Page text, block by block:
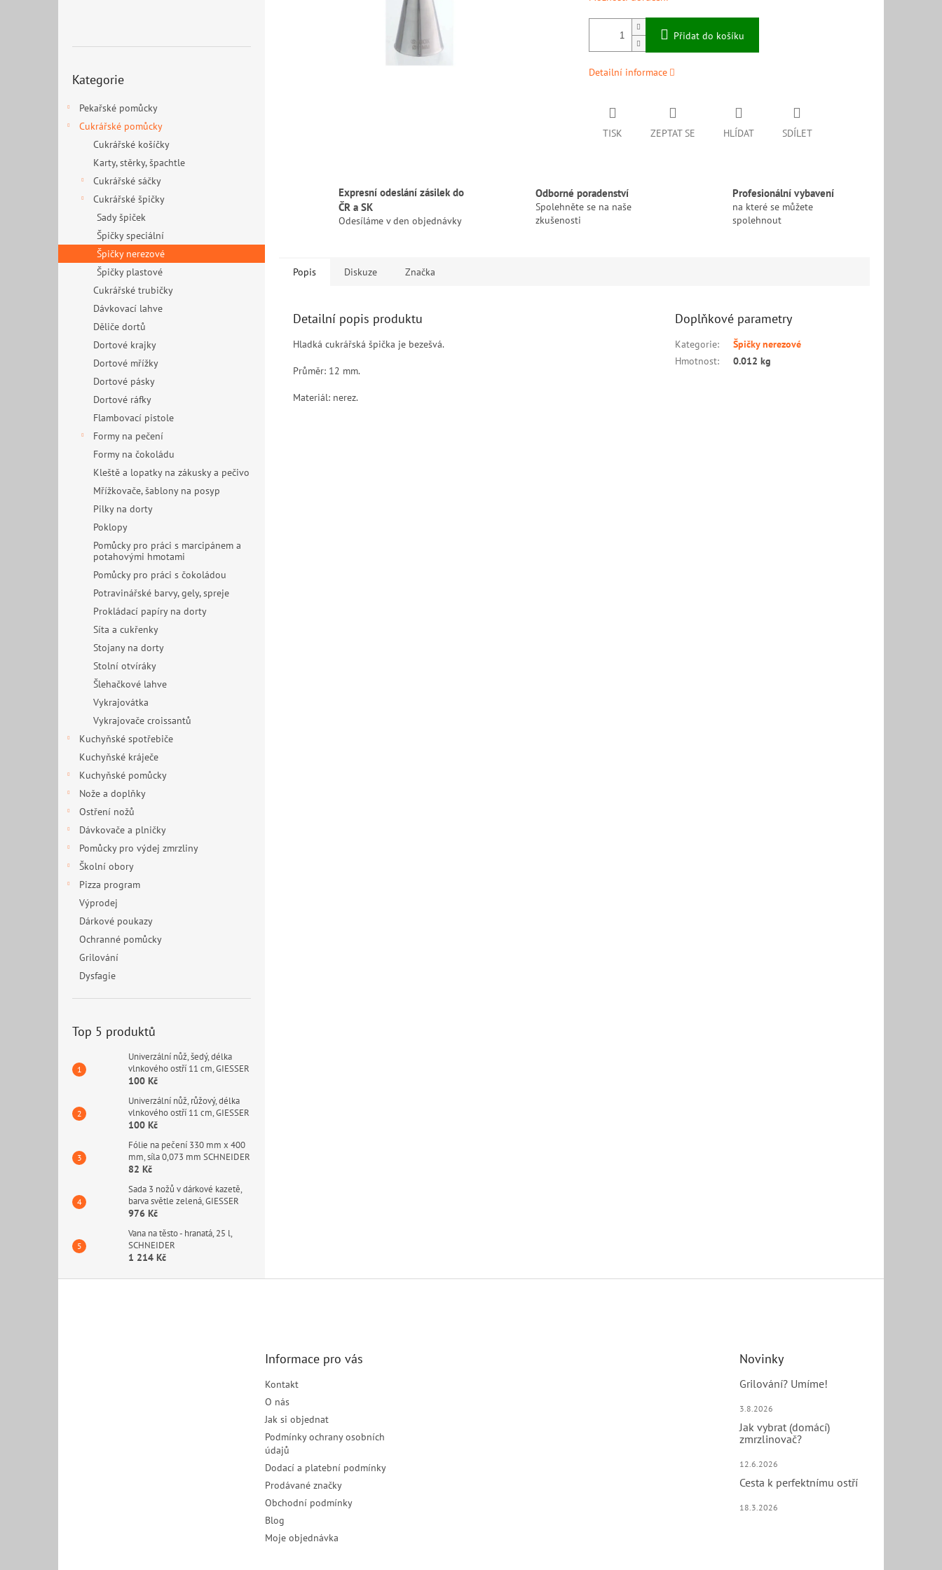
kategorie
Kategorie
Pekařské pomůcky
Cukrářské pomůcky
Cukrářské košíčky
Karty, stěrky, špachtle
Cukrářské sáčky
Cukrářské špičky
Sady špiček
Špičky speciální
Špičky nerezové
Špičky plastové
Cukrářské trubičky
Dávkovací lahve
Děliče dortů
Dortové krajky
Dortové mřížky
Dortové pásky
Dortové ráfky
Flambovací pistole
Formy na pečení
Formy na čokoládu
Kleště a lopatky na zákusky a pečivo
Mřížkovače, šablony na posyp
Pilky na dorty
Poklopy
Pomůcky pro práci s marcipánem a
potahovými hmotami
Pomůcky pro práci s čokoládou
Potravinářské barvy, gely, spreje
Prokládací papíry na dorty
Síta a cukřenky
Stojany na dorty
Stolní otvíráky
Šlehačkové lahve
Vykrajovátka
Vykrajovače croissantů
Kuchyňské spotřebiče
Kuchyňské kráječe
Kuchyňské pomůcky
Nože a doplňky
Ostření nožů
Dávkovače a plničky
Pomůcky pro výdej zmrzliny
Školní obory
Pizza program
Výprodej
Dárkové poukazy
Ochranné pomůcky
Grilování
Dysfagie
Top 5 produktů
Univerzální nůž, šedý, délka
vlnkového ostří 11 cm, GIESSER
100 Kč
Univerzální nůž, růžový, délka
vlnkového ostří 11 cm, GIESSER
100 Kč
Fólie na pečení 330 mm x 400
mm, síla 0,073 mm SCHNEIDER
82 Kč
Sada 3 nožů v dárkové kazetě,
barva světle zelená, GIESSER
976 Kč
Vana na těsto - hranatá, 25 l,
SCHNEIDER
1 214 Kč
Přidat do košíku
Detailní informace
TISK ZEPTAT SE HLÍDAT SDÍLET
Expresní odeslání zásilek do
ČR a SK
Odesíláme v den objednávky
Odborné poradenství
Spolehněte se na naše
zkušenosti
Profesionální vybavení
na které se můžete
spolehnout
Popis Diskuze Značka
Detailní popis produktu
Hladká cukrářská špička je bezešvá.
Průměr: 12 mm.
Materiál: nerez.
Doplňkové parametry
Kategorie:
Špičky nerezové
Hmotnost: 0.012 kg
Informace pro vás
Kontakt
O nás
Jak si objednat
Podmínky ochrany osobních
údajů
Dodací a platební podmínky
Prodávané značky
Obchodní podmínky
Blog
Moje objednávka
Novinky
Grilování? Umíme!
3.8.2026
Jak vybrat (domácí)
zmrzlinovač?
12.6.2026
Cesta k perfektnímu ostří
18.3.2026